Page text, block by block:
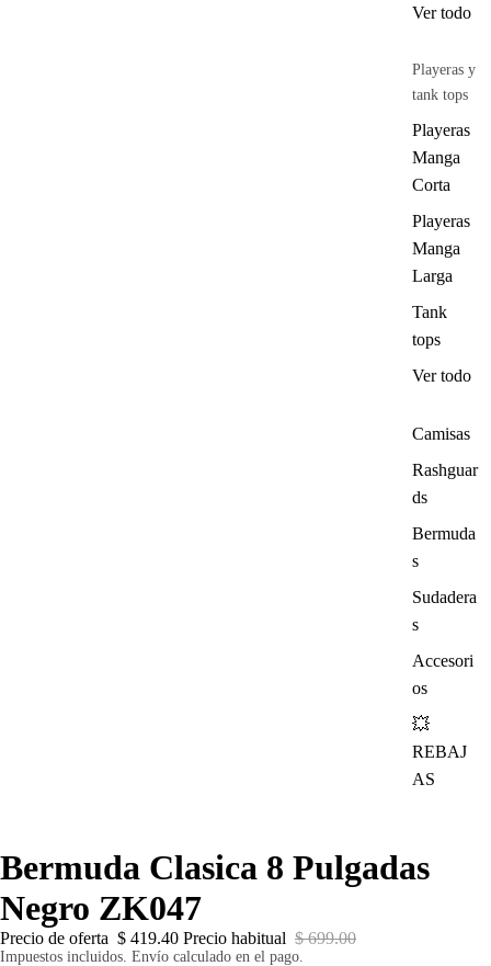
Ver todo
Playeras y
tank tops
Playeras
Manga
Corta
Playeras
Manga
Larga
Tank
tops
Ver todo
Camisas
Rashguar
ds
Bermuda
s
Sudadera
s
Accesori
os
💥
REBAJ
AS
Bermuda Clasica 8 Pulgadas
Negro ZK047
Precio de oferta $ 419.40 Precio habitual $ 699.00
Impuestos incluidos. Envío calculado en el pago.